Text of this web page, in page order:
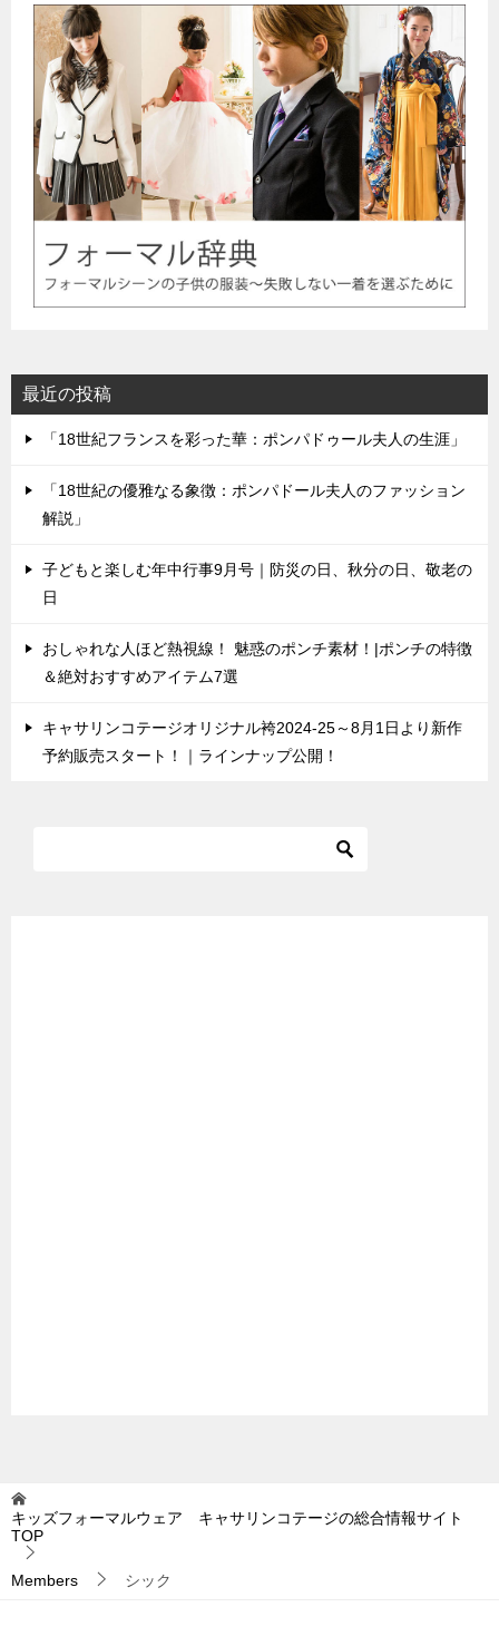
最近の投稿
「18世紀フランスを彩った華：ポンパドゥール夫人の生涯」
「18世紀の優雅なる象徴：ポンパドール夫人のファッション
解説」
子どもと楽しむ年中行事9月号｜防災の日、秋分の日、敬老の
日
おしゃれな人ほど熱視線！ 魅惑のポンチ素材！|ポンチの特徴
＆絶対おすすめアイテム7選
キャサリンコテージオリジナル袴2024-25～8月1日より新作
予約販売スタート！｜ラインナップ公開！
キッズフォーマルウェア キャサリンコテージの総合情報サイト
TOP
Members シック